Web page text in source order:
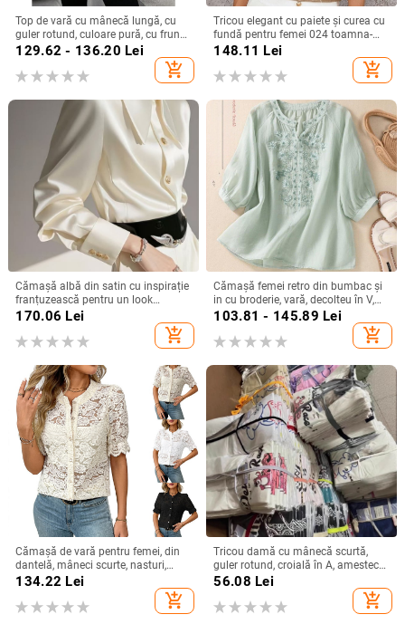
Top de vară cu mânecă lungă, cu
guler rotund, culoare pură, cu frunze
de lotus, pentru femei, stil simplu,
Amazon, export transfrontalier
european și american, 2025
129.62 - 136.20 Lei
add_shopping_cart
Tricou elegant cu paiete și curea cu
fundă pentru femei 024 toamna-
iarna nou, mânecă zburătoare,
148.11 Lei
add_shopping_cart
Cămașă albă din satin cu inspirație
franțuzească pentru un look
elegant la birou
170.06 Lei
add_shopping_cart
Cămașă femei retro din bumbac și
in cu broderie, vară, decolteu în V,
croială lejeră, culoare solidă,
103.81 - 145.89 Lei
add_shopping_cart
Cămașă de vară pentru femei, din
dantelă, mâneci scurte, nasturi,
imprimeu floral, croială lejeră, guler
rotund, din bumbac-poliester
134.22 Lei
add_shopping_cart
Tricou damă cu mânecă scurtă,
guler rotund, croială în A, amestec
poliester-spandex, imprimat și
56.08 Lei
add_shopping_cart